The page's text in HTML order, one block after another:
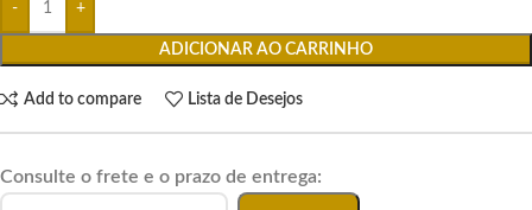
ADICIONAR AO CARRINHO
Add to compare Lista de Desejos
Consulte o frete e o prazo de entrega: